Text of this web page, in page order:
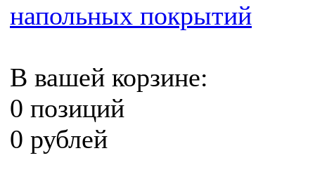
напольных покрытий
В вашей корзине:
0 позиций
0 рублей